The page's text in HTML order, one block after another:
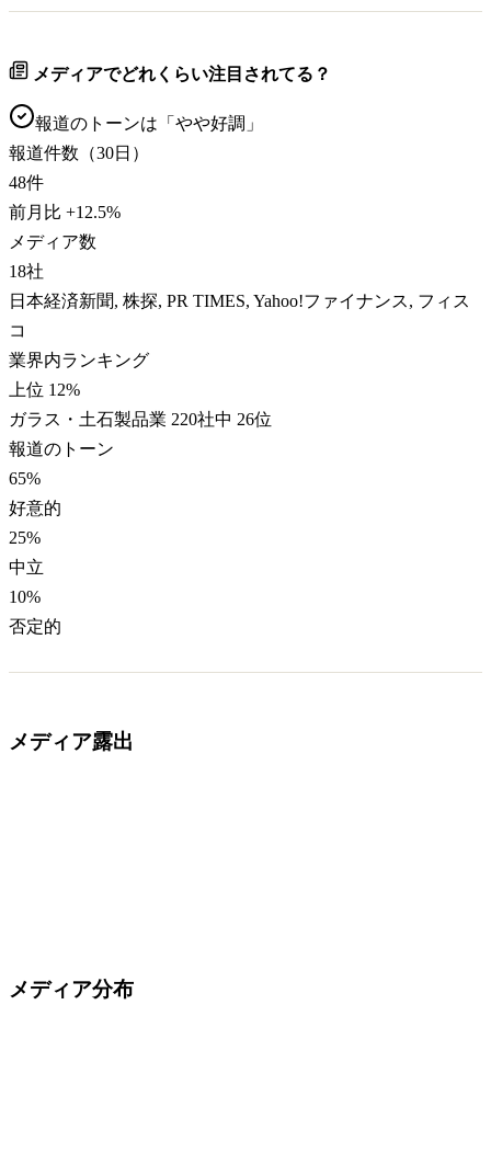
メディアでどれくらい注目されてる？
報道のトーンは「 やや好調 」
報道件数（30日）
48件
前月比 +12.5%
メディア数
18社
日本経済新聞, 株探, PR TIMES, Yahoo!ファイナンス, フィス
コ
業界内ランキング
上位 12%
ガラス・土石製品業 220社中 26位
報道のトーン
65%
好意的
25%
中立
10%
否定的
メディア露出
メディア分布